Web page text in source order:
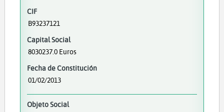
CIF
B93237121
Capital Social
8030237.0 Euros
Fecha de Constitución
01/02/2013
Objeto Social